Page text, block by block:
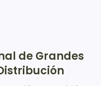
de Grandes